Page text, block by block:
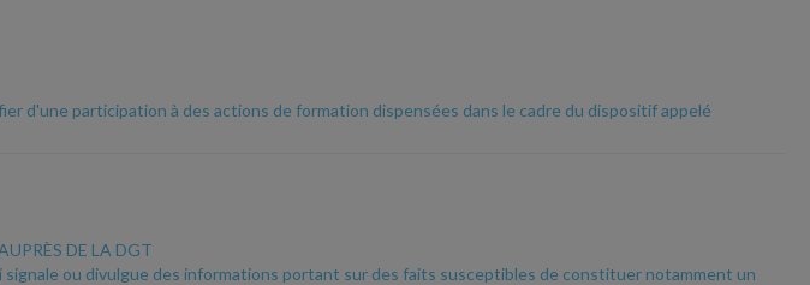
d'une participation à des actions de formation dispensées dans le cadre du dispositif appelé
DE LA DGT
ou divulgue des informations portant sur des faits susceptibles de constituer notamment un